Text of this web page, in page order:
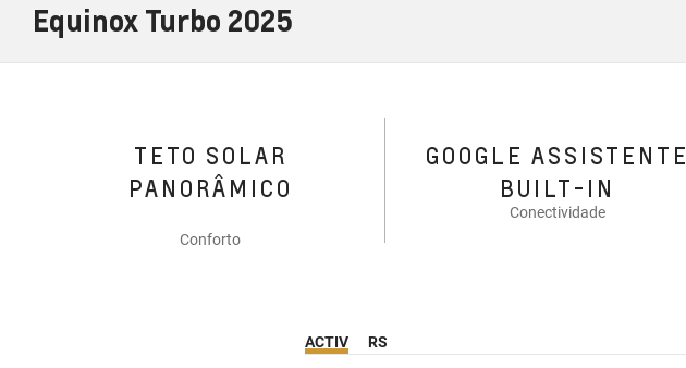
Equinox Turbo 2025
TETO SOLAR
PANORÂMICO
Conforto
GOOGLE ASSISTENTE
BUILT-IN
Conectividade
ACTIV RS